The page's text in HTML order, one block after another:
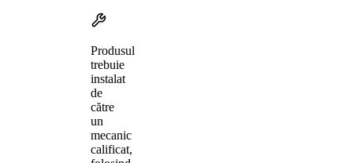
Produsul
trebuie
instalat
de
către
un
mecanic
calificat,